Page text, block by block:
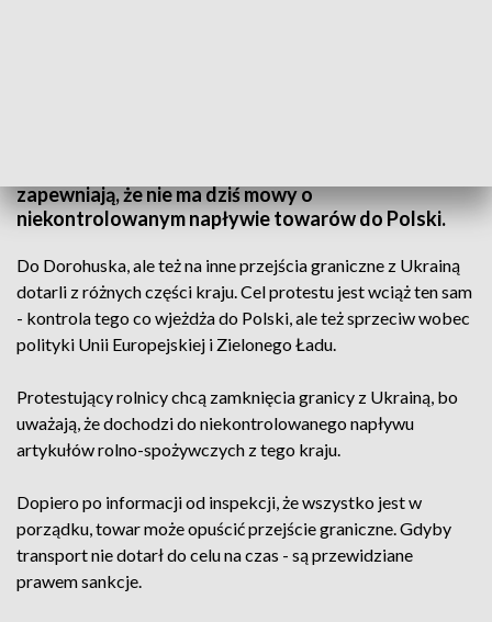
zapewniają, że nie ma dziś mowy o
niekontrolowanym napływie towarów do Polski.
Do Dorohuska, ale też na inne przejścia graniczne z Ukrainą
dotarli z różnych części kraju. Cel protestu jest wciąż ten sam
- kontrola tego co wjeżdża do Polski, ale też sprzeciw wobec
polityki Unii Europejskiej i Zielonego Ładu.
Protestujący rolnicy chcą zamknięcia granicy z Ukrainą, bo
uważają, że dochodzi do niekontrolowanego napływu
artykułów rolno-spożywczych z tego kraju.
Dopiero po informacji od inspekcji, że wszystko jest w
porządku, towar może opuścić przejście graniczne. Gdyby
transport nie dotarł do celu na czas - są przewidziane
prawem sankcje.